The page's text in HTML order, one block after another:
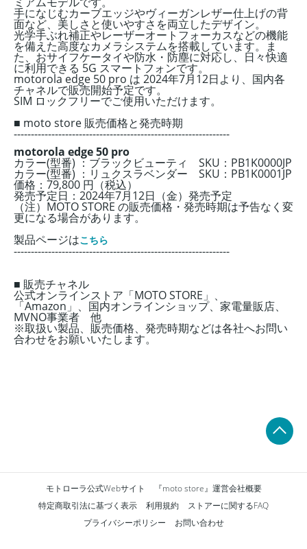
手になじむカーブエッジやヴィーガンレザー仕上げの背
面など、美しさと使いやすさを両立したデザイン。
光学手ぶれ補正やレーザーオートフォーカスなどの機能
を備えた高度なカメラシステムを搭載しています。ま
た、おサイフケータイや防水・防塵に対応し、日々快適
に利用できる 5G スマートフォンです。
motorola edge 50 pro は 2024年7月12日より、国内各
チャネルで販売開始予定です。
SIM ロックフリーでご使用いただけます。
■ moto store 販売価格と発売時期
---------------------------------------------------------------
motorola edge 50 pro
カラー(型番) ：ブラックビューティ SKU：PB1K0000JP
カラー(型番) ：リュクスラベンダー SKU：PB1K0001JP
価格：79,800 円（税込）
発売予定日：2024年7月12日 （金） 発売予定
（注）MOTO STORE の販売価格・発売時期は予告なく変
更になる場合があります。
製品ページはこちら
---------------------------------------------------------------
■ 販売チャネル
公式オンラインストア「MOTO STORE」、
「Amazon」、国内オンラインショップ、家電量販店、
MVNO事業者 他
※取扱い製品、販売価格、発売時期などは各社へお問い
合わせをお願いいたします。
モトローラ公式Webサイト
『moto store』運営会社概要
特定商取引法に基づく表示
利用規約
ストアーに関するFAQ
プライバシーポリシー
お問い合わせ